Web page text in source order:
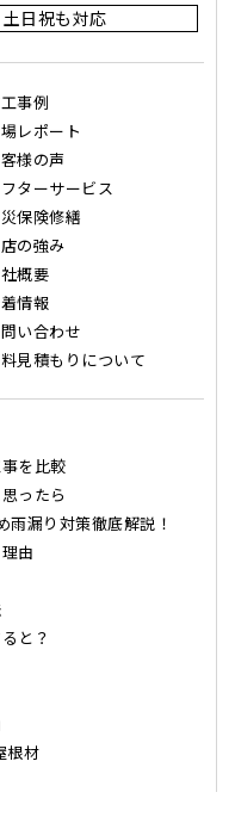
日祝も対応
事例
レポート
様の声
ターサービス
保険修繕
の強み
概要
情報
い合わせ
見積もりについて
を比較
ったら
漏り対策徹底解説！
由
と？
根材